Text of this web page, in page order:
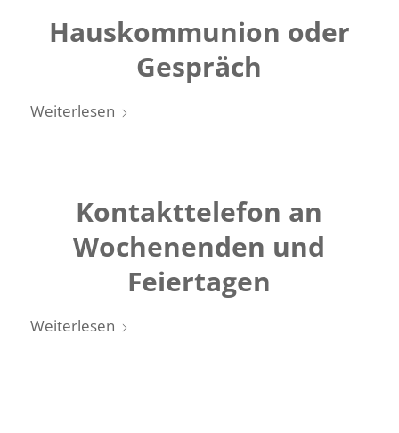
Hauskommunion oder
Gespräch
Weiterlesen
Kontakttelefon an
Wochenenden und
Feiertagen
Weiterlesen